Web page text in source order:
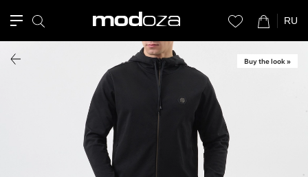
RU
Buy the look »